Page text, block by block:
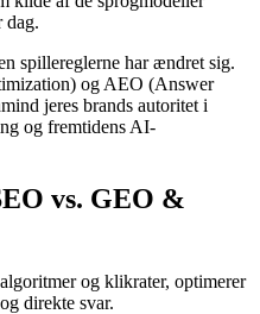
dag.
spillereglerne har ændret sig.
og AEO (Answer
jeres brands autoritet i
og fremtidens AI-
vs. GEO &
og klikrater, optimerer
direkte svar.